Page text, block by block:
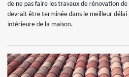
de ne pas faire les travaux de rénovation
devrait être terminée dans le meilleur
intérieure de la maison.